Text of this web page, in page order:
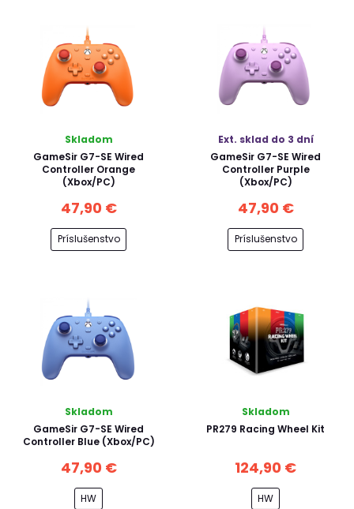
Skladom
GameSir G7-SE Wired
Controller Orange
(Xbox/PC)
47,90 €
Príslušenstvo
Ext. sklad do 3 dní
GameSir G7-SE Wired
Controller Purple
(Xbox/PC)
47,90 €
Príslušenstvo
Skladom
GameSir G7-SE Wired
Controller Blue (Xbox/PC)
47,90 €
HW
Skladom
PR279 Racing Wheel Kit
124,90 €
HW